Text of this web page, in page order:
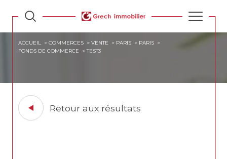
ACCUEIL COMMERCES VENTE PARIS
PARIS
FONDS DE COMMERCE
TEST3
Retour aux résultats